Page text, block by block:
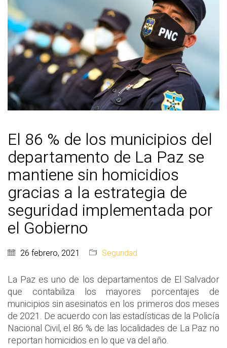
El 86 % de los municipios del
departamento de La Paz se
mantiene sin homicidios
gracias a la estrategia de
seguridad implementada por
el Gobierno
26 febrero, 2021 Seguridad
La Paz es uno de los departamentos de El Salvador
que contabiliza los mayores porcentajes de
municipios sin asesinatos en los primeros dos meses
de 2021. De acuerdo con las estadísticas de la Policía
Nacional Civil, el 86 % de las localidades de La Paz no
reportan homicidios en lo que va del año.